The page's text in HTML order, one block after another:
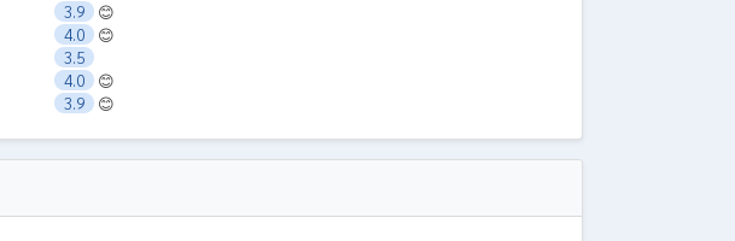
3.9
😊
4.0
😊
3.5
4.0
😊
3.9 😊